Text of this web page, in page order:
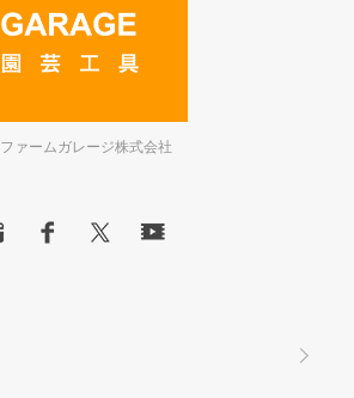
ファームガレージ株式会社